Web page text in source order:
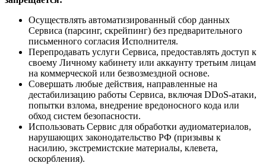
Осуществлять автоматизированный сбор данных
Сервиса (парсинг, скрейпинг) без предварительного
письменного согласия Исполнителя.
Перепродавать услуги Сервиса, предоставлять доступ к
своему Личному кабинету или аккаунту третьим лицам
на коммерческой или безвозмездной основе.
Совершать любые действия, направленные на
дестабилизацию работы Сервиса, включая DDoS-атаки,
попытки взлома, внедрение вредоносного кода или
обход систем безопасности.
Использовать Сервис для обработки аудиоматериалов,
нарушающих законодательство РФ (призывы к
насилию, экстремистские материалы, клевета,
оскорбления).